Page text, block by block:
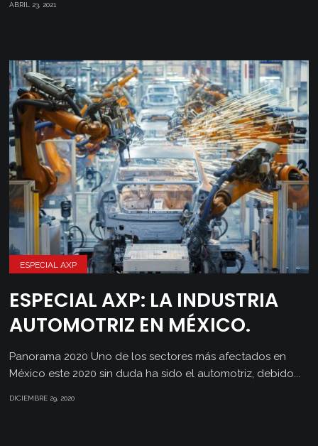
ABRIL 23, 2021
ESPECIAL AXP
ESPECIAL AXP: LA INDUSTRIA
AUTOMOTRIZ EN MÉXICO.
Panorama 2020 Uno de los sectores más afectados en
México este 2020 sin duda ha sido el automotriz, debido...
DICIEMBRE 29, 2020